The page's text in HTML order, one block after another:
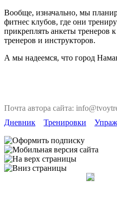
Вообще, изначально, мы
фитнес клубов, где они
прикреплять анкеты тренеров
тренеров и инструкторов.
А мы надеемся, что город
Почта автора сайта:
Дневник
Тренировки